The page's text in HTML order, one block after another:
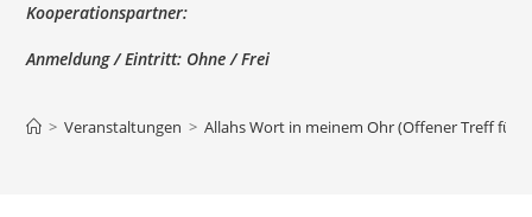
Kooperationspartner:
Anmeldung / Eintritt: Ohne / Frei
> Veranstaltungen > Allahs Wort in meinem Ohr (Offener Treff für